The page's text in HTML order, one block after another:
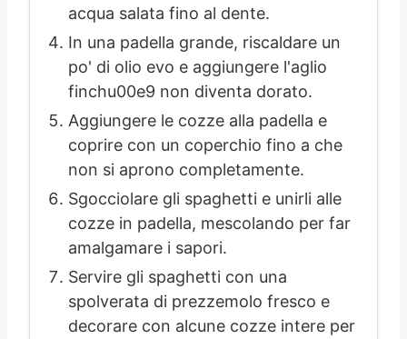
acqua salata fino al dente.
In una padella grande, riscaldare un
po' di olio evo e aggiungere l'aglio
finchu00e9 non diventa dorato.
Aggiungere le cozze alla padella e
coprire con un coperchio fino a che
non si aprono completamente.
Sgocciolare gli spaghetti e unirli alle
cozze in padella, mescolando per far
amalgamare i sapori.
Servire gli spaghetti con una
spolverata di prezzemolo fresco e
decorare con alcune cozze intere per